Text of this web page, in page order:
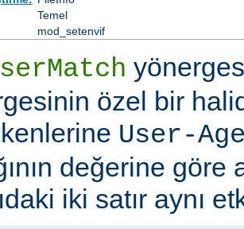
Temel
mod_setenvif
özel bir
User-
değerine göre
iki satır aynı